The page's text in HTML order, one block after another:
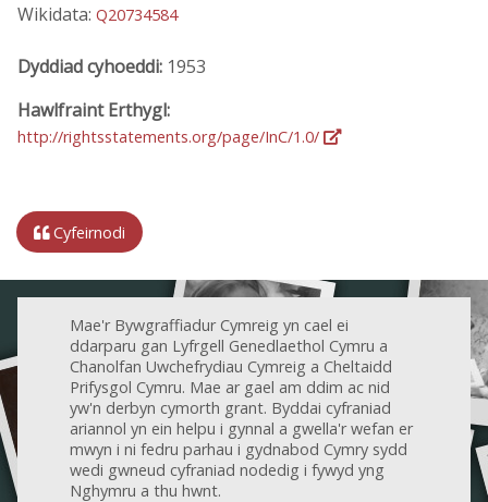
Wikidata: Q20734584
Dyddiad cyhoeddi: 1953
Hawlfraint Erthygl:
http://rightsstatements.org/page/InC/1.0/
Cyfeirnodi
Mae'r Bywgraffiadur Cymreig yn cael ei
ddarparu gan Lyfrgell Genedlaethol Cymru a
Chanolfan Uwchefrydiau Cymreig a Cheltaidd
Prifysgol Cymru. Mae ar gael am ddim ac nid
yw'n derbyn cymorth grant. Byddai cyfraniad
ariannol yn ein helpu i gynnal a gwella'r wefan er
mwyn i ni fedru parhau i gydnabod Cymry sydd
wedi gwneud cyfraniad nodedig i fywyd yng
Nghymru a thu hwnt.